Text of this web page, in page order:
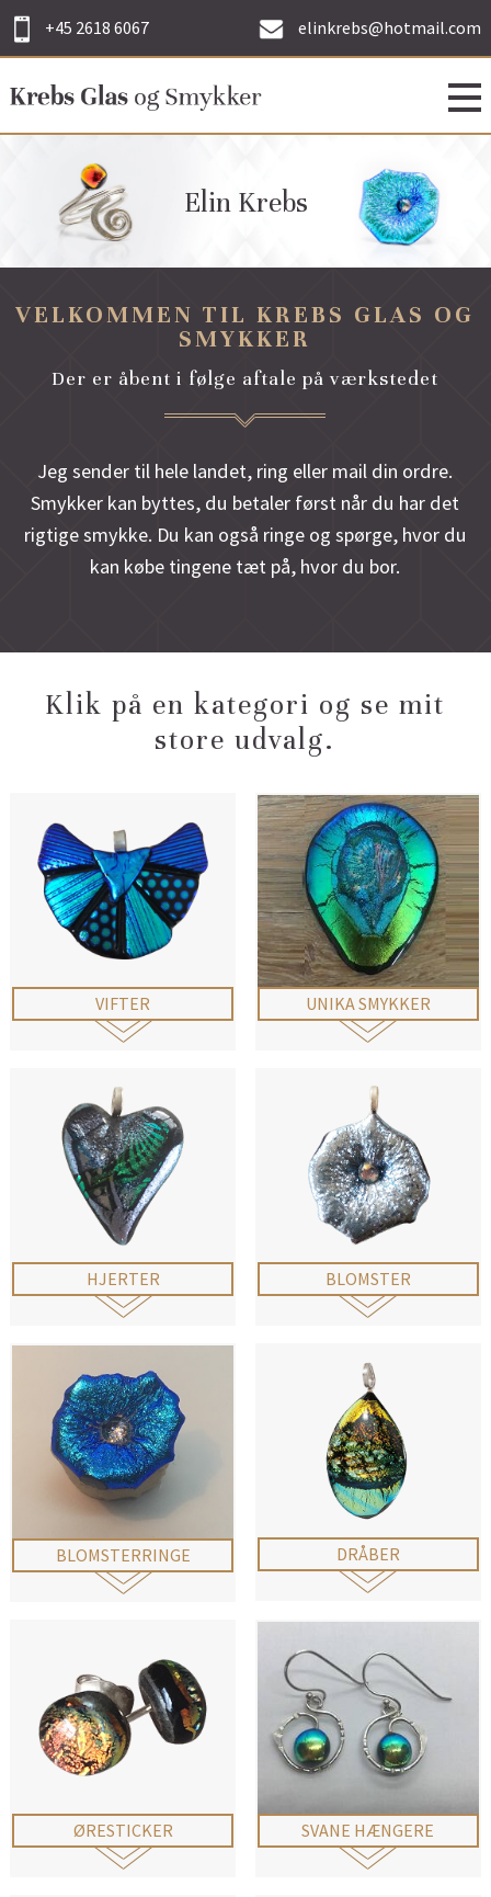
+45 2618 6067 elinkrebs@hotmail.com
Elin Krebs
VELKOMMEN TIL KREBS GLAS OG
SMYKKER
Der er åbent i følge aftale på værkstedet
Jeg sender til hele landet, ring eller mail din ordre.
Smykker kan byttes, du betaler først når du har det
rigtige smykke. Du kan også ringe og spørge, hvor du
kan købe tingene tæt på, hvor du bor.
Klik på en kategori og se mit
store udvalg.
VIFTER UNIKA SMYKKER
HJERTER BLOMSTER
BLOMSTERRINGE DRÅBER
ØRESTICKER SVANE HÆNGERE